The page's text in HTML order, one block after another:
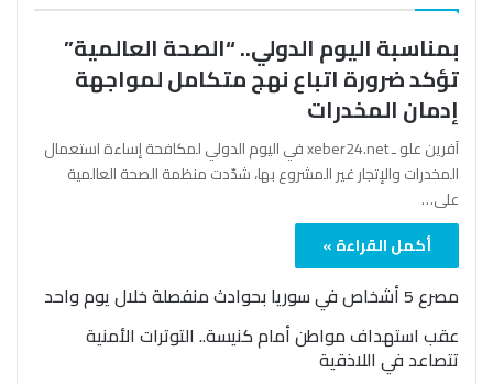
بمناسبة اليوم الدولي.. “الصحة العالمية”
تؤكد ضرورة اتباع نهج متكامل لمواجهة
إدمان المخدرات
آفرين علو ـ xeber24.net في اليوم الدولي لمكافحة إساءة استعمال
المخدرات والإتجار غير المشروع بها، شدّدت منظمة الصحة العالمية
على…
أكمل القراءة »
مصرع 5 أشخاص في سوريا بحوادث منفصلة خلال يوم واحد
عقب استهداف مواطن أمام كنيسة.. التوترات الأمنية
تتصاعد في اللاذقية